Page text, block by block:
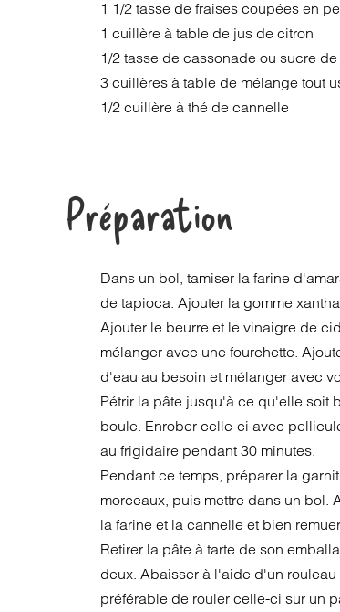
1 1/2 tasse de fraises coupées en
1 cuillère à table de jus de citron
1/2 tasse de cassonade ou sucre
3 cuillères à table de mélange tout
1/2 cuillère à thé de cannelle
Préparation
Dans un bol, tamiser la farine
de tapioca. Ajouter la gomme
Ajouter le beurre et le vinaigre de
mélanger avec une fourchette.
d'eau au besoin et mélanger avec
Pétrir la pâte jusqu'à ce qu'elle soit
boule. Enrober celle-ci avec
au frigidaire pendant 30 minutes.
Pendant ce temps, préparer la
morceaux, puis mettre dans un bol.
la farine et la cannelle et bien
Retirer la pâte à tarte de son
deux. Abaisser à l'aide d'un
préférable de rouler celle-ci sur un